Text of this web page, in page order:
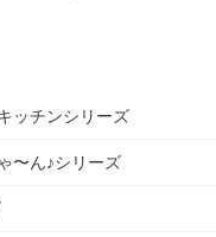
ッチンシリーズ
〜ん♪シリーズ